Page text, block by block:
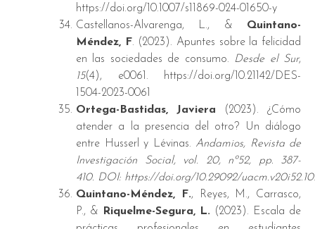
https://doi.org/10.1007/s11869-024-01650-y
Castellanos-Alvarenga, L., & Quintano-
Méndez, F. (2023). Apuntes sobre la felicidad
en las sociedades de consumo.
Desde el Sur,
15(4), e0061. https://doi.org/10.21142/DES-
1504-2023-0061
Ortega-Bastidas, Javiera
(2023). ¿Cómo
atender a la presencia del otro? Un diálogo
entre Husserl y Lévinas. Andamios, Revista de
Investigación Social, vol. 20, nº52, pp. 387-
410. DOI: https://doi.org/10.29092/
Quintano-Méndez, F., Reyes, M., Carrasco,
P., & Riquelme-Segura, L. (2023). Escala de